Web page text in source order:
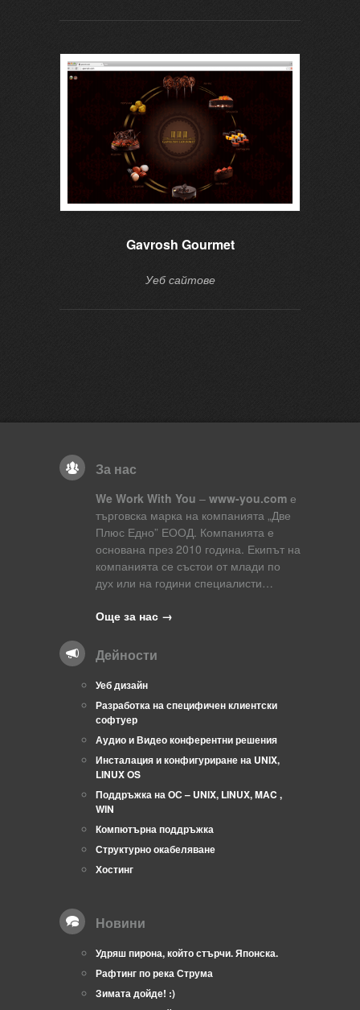
Gavrosh Gourmet
Уеб сайтове
За нас
We Work With You – www-you.com е
търговска марка на компанията „Две
Плюс Едно” ЕООД. Компанията е
основана през 2010 година. Екипът на
компанията се състои от млади по
дух или на години специалисти…
Още за нас →
Дейности
Уеб дизайн
Разработка на специфичен клиентски
софтуер
Аудио и Видео конферентни решения
Инсталация и конфигуриране на UNIX,
LINUX OS
Поддръжка на ОС – UNIX, LINUX, MAC ,
WIN
Компютърна поддръжка
Структурно окабеляване
Хостинг
Новини
Удряш пирона, който стърчи. Японска.
Рафтинг по река Струма
Зимата дойде! :)